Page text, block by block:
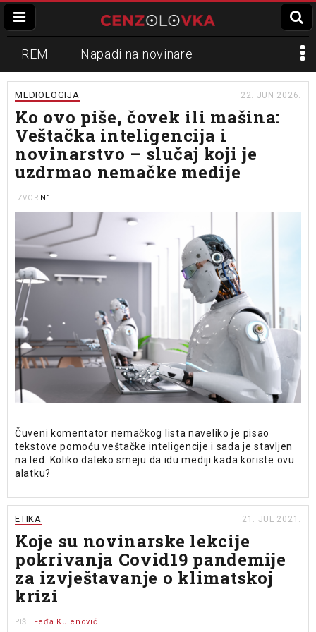
REM Napadi na novinare
Zvučni top
Propaganda Lokalni mediji
Informer Slavko Ćuruvija
MEDIOLOGIJA 22. JUN 2026.
Ko ovo piše, čovek ili mašina:
Veštačka inteligencija i
novinarstvo – slučaj koji je
uzdrmao nemačke medije
IZVOR N1
Čuveni komentator nemačkog lista naveliko je pisao
tekstove pomoću veštačke inteligencije i sada je stavljen
na led. Koliko daleko smeju da idu mediji kada koriste ovu
alatku?
ETIKA 21. JUL 2021.
Koje su novinarske lekcije
pokrivanja Covid19 pandemije
za izvještavanje o klimatskoj
krizi
PIŠE Feđa Kulenović